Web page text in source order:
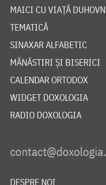
MAICI CU VIAȚĂ
TEMATICĂ
SINAXAR ALFABETIC
MĂNĂSTIRI ȘI BISERICI
CALENDAR ORTODOX
WIDGET DOXOLOGIA
RADIO DOXOLOGIA
DESPRE NOI